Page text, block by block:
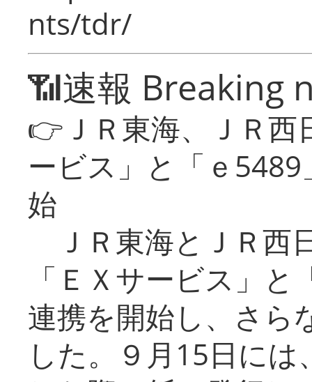
nts/tdr/
📶速報 Breaking
👉ＪＲ東海、ＪＲ
ービス」と「ｅ
始
ＪＲ東海とＪＲ西
「ＥＸサービス」
連携を開始し、さら
した。９月15日に